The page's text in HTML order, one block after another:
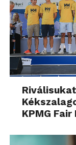
KPMG